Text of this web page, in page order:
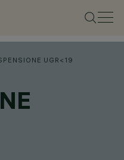
UGR<19